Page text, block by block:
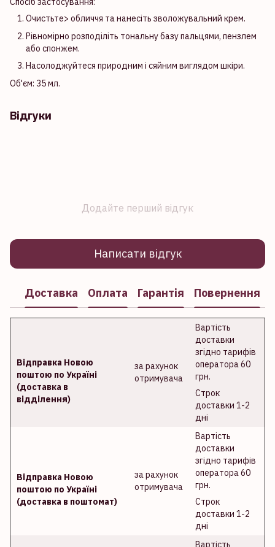
Очистьте> обличчя та нанесіть зволожувальний крем.
Рівномірно розподіліть тональну базу пальцями, пензлем
або спонжем.
Насолоджуйтеся природним і сяйним виглядом шкіри.
Об'єм: 35 мл.
Відгуки
Додайте перший відгук
Написати відгук
Доставка Оплата Гарантія Повернення
Відправка Новою
поштою по Україні
(доставка в
відділення)
за рахунок
отримувача
Вартість
доставки
згідно тарифів
оператора 60
грн.
Строк
доставки 1-2
дні
Відправка Новою
поштою по Україні
(доставка в поштомат)
за рахунок
отримувача
Вартість
доставки
згідно тарифів
оператора 60
грн.
Строк
доставки 1-2
дні
Вартість